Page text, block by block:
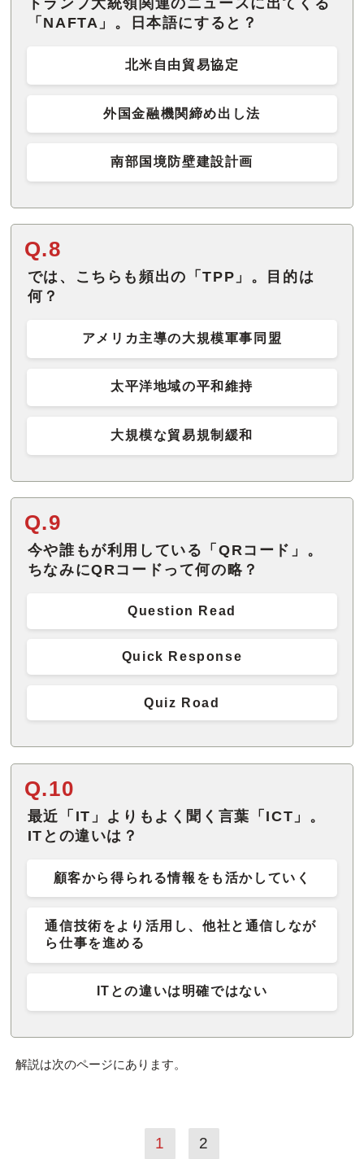
トランプ大統領関連のニュースに出てくる
「NAFTA」。日本語にすると？
北米自由貿易協定
外国金融機関締め出し法
南部国境防壁建設計画
Q.8
では、こちらも頻出の「TPP」。目的は
何？
アメリカ主導の大規模軍事同盟
太平洋地域の平和維持
大規模な貿易規制緩和
Q.9
今や誰もが利用している「QRコード」。
ちなみにQRコードって何の略？
Question Read
Quick Response
Quiz Road
Q.10
最近「IT」よりもよく聞く言葉「ICT」。
ITとの違いは？
顧客から得られる情報をも活かしていく
通信技術をより活用し、他社と通信しなが
ら仕事を進める
ITとの違いは明確ではない
解説は次のページにあります。
1 2